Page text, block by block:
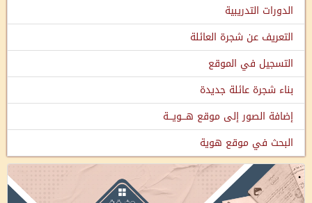
الدورات التدريبية
التعريف عن شجرة العائلة
التسجيل في الموقع
بناء شجرة عائلة جديدة
إضافة الصور إلى موقع هـــويـــة
البحث في موقع هوية